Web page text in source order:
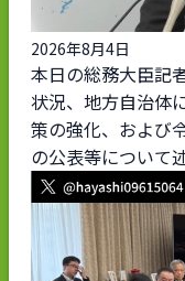
2026年8月4日
本日の総務大臣記
状況、地方自治体
策の強化、および
の公表等について